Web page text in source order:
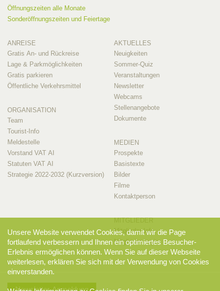
Öffnungszeiten alle Monate
Sonderöffnungszeiten und Feiertage
ANREISE
Gratis An- und Rückreise
Lage & Parkmöglichkeiten
Gratis parkieren
Öffentliche Verkehrsmittel
ORGANISATION
Team
Tourist-Info
Meldestelle
Vorstand VAT AI
Statuten VAT AI
Strategie 2022-2032 (Kurzversion)
AKTUELLES
Neuigkeiten
Sommer-Quiz
Veranstaltungen
Newsletter
Webcams
Stellenangebote
Dokumente
MEDIEN
Prospekte
Basistexte
Bilder
Filme
Kontaktperson
Mitglieder-Info
Mitglieder-Login
Unsere Website verwendet Cookies, damit wir die Page
fortlaufend verbessern und Ihnen ein optimiertes Besucher-
Erlebnis ermöglichen können. Wenn Sie auf dieser Webseite
weiterlesen, erklären Sie sich mit der Verwendung von Cookies
einverstanden.